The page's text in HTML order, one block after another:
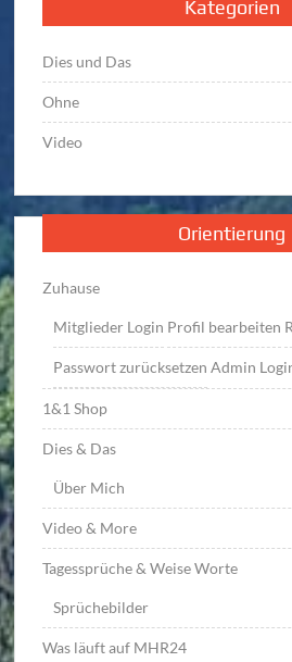
Kategorien
Dies und Das
Ohne
Video
Orientierung
Zuhause
Mitglieder Login Profil bearbeiten
Passwort zurücksetzen Admin
1&1 Shop
Dies & Das
Über Mich
Video & More
Tagessprüche & Weise Worte
Sprüchebilder
Was läuft auf MHR24